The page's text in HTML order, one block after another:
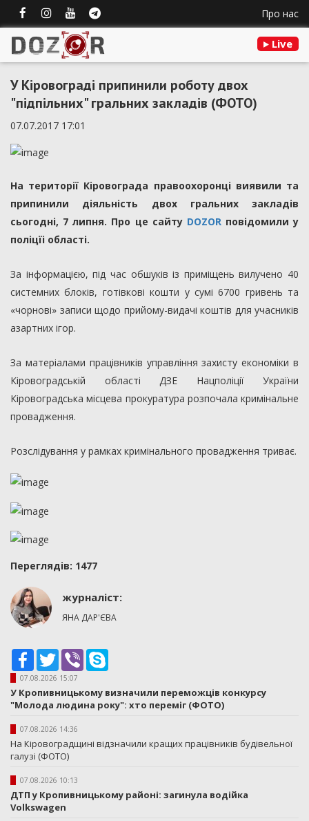
Про нас
Live
У Кіровограді припинили роботу двох
"підпільних" гральних закладів (ФОТО)
07.07.2017 17:01
На території Кіровограда правоохоронці виявили та
припинили діяльність двох гральних закладів
сьогодні, 7 липня. Про це сайту DOZOR повідомили у
поліцїі області.
За інформацією, під час обшуків із приміщень вилучено 40
системних блоків, готівкові кошти у сумі 6700 гривень та
«чорнові» записи щодо прийому-видачі коштів для учасників
азартних ігор.
За матеріалами працівників управління захисту економіки в
Кіровоградській області ДЗЕ Нацполіції України
Кіровоградська місцева прокуратура розпочала кримінальне
провадження.
Розслідування у рамках кримінального провадження триває.
Переглядiв: 1477
журналіст:
ЯНА ДАР'ЄВА
Facebook
TwitterViber
07.08.2026 15:07
У Кропивницькому визначили переможців конкурсу
"Молода людина року": хто переміг (ФОТО)
07.08.2026 14:36
На Кіровоградщині відзначили кращих працівників будівельної
галузі (ФОТО)
07.08.2026 10:13
ДТП у Кропивницькому районі: загинула водійка
Volkswagen